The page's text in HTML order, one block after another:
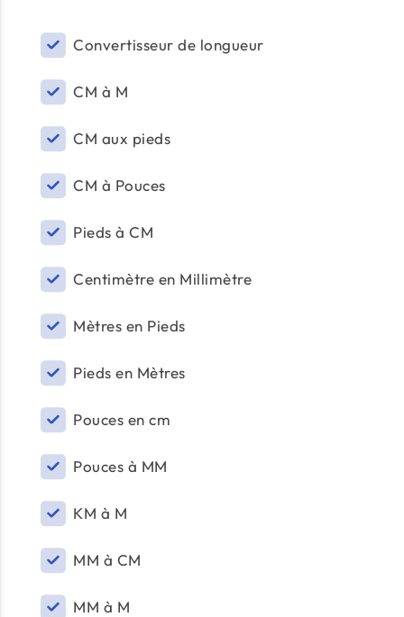
Convertisseur de longueur
CM à M
CM aux pieds
CM à Pouces
Pieds à CM
Centimètre en Millimètre
Mètres en Pieds
Pieds en Mètres
Pouces en cm
Pouces à MM
KM à M
MM à CM
MM à M